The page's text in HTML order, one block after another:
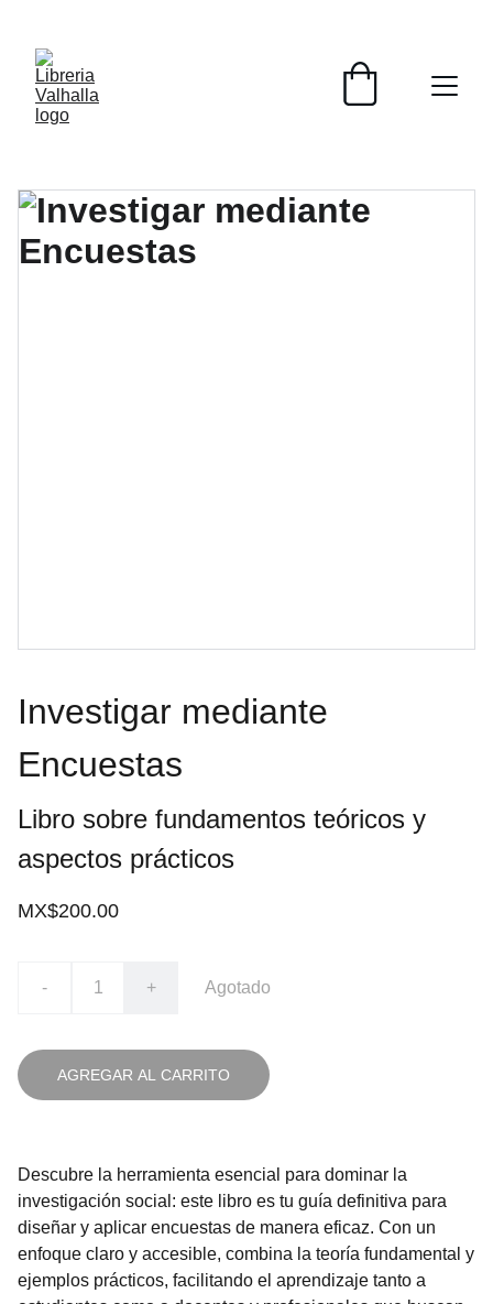
Investigar mediante
Encuestas
Libro sobre fundamentos teóricos y
aspectos prácticos
MX$200.00
- + Agotado
AGREGAR AL CARRITO
Descubre la herramienta esencial para dominar la
investigación social: este libro es tu guía definitiva para
diseñar y aplicar encuestas de manera eficaz. Con un
enfoque claro y accesible, combina la teoría fundamental y
ejemplos prácticos, facilitando el aprendizaje tanto a